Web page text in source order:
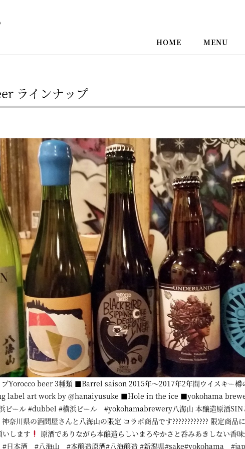
HOME MENU
ラインナップ
Yorocco beer 3種類 ■Barrel saison 2015年～2017年2年間ウイスキー樽
label art work by @hanaiyusuke ■Hole in the ice ■yokohama
ール #dubbel #横浜ビール #yokohamabrewery八海山 本醸造原酒SIN
奈川県の酒問屋さんと八海山の限定 コラボ商品です???????????? 限定商品
いします
原酒でありながら本醸造らしいまろやかさと呑みあきしない香
#日本酒 #八海山 #本醸造原酒#八海醸造 #新潟県#sake#yokohama